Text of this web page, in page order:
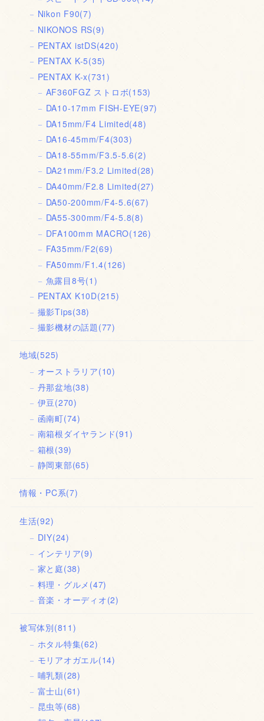
Nikon F90(7)
NIKONOS RS(9)
PENTAX istDS(420)
PENTAX K-5(35)
PENTAX K-x(731)
AF360FGZ ストロボ(153)
DA10-17mm FISH-EYE(97)
DA15mm/F4 Limited(48)
DA16-45mm/F4(303)
DA18-55mm/F3.5-5.6(2)
DA21mm/F3.2 Limited(28)
DA40mm/F2.8 Limited(27)
DA50-200mm/F4-5.6(67)
DA55-300mm/F4-5.8(8)
DFA100mm MACRO(126)
FA35mm/F2(69)
FA50mm/F1.4(126)
魚露目8号(1)
PENTAX K10D(215)
撮影Tips(38)
撮影機材の話題(77)
地域(525)
オーストラリア(10)
丹那盆地(38)
伊豆(270)
函南町(74)
南箱根ダイヤランド(91)
箱根(39)
静岡東部(65)
情報・PC系(7)
生活(92)
DIY(24)
インテリア(9)
家と庭(38)
料理・グルメ (47)
音楽・オーディオ(2)
被写体別(811)
ホタル特集(62)
モリアオガエル(14)
哺乳類(28)
富士山(61)
昆虫等(68)